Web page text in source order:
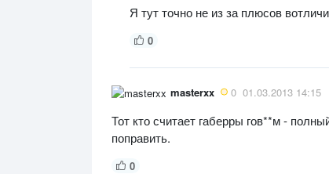
Я тут точно не из за плюсов
0
masterxx 0 01.03.2013 14:15
Тот кто считает габерры гов**м -
поправить.
0